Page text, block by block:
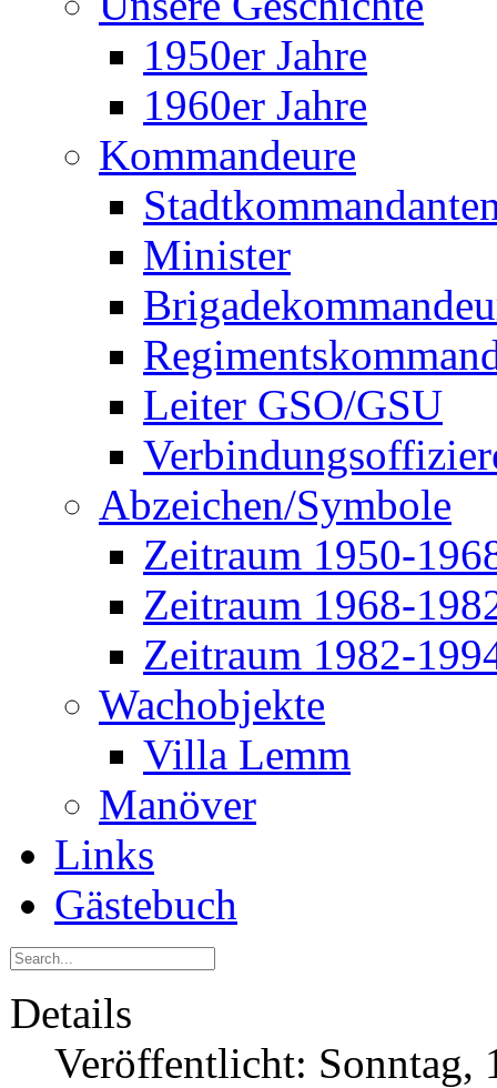
1950er Jahre
1960er Jahre
Kommandeure
Minister
Leiter GSO/GSU
Abzeichen/Symbole
Zeitraum 1950-
Zeitraum 1968-
Zeitraum 1982-
Wachobjekte
Villa Lemm
Manöver
Links
Gästebuch
Details
Veröffentlicht: Sonntag,